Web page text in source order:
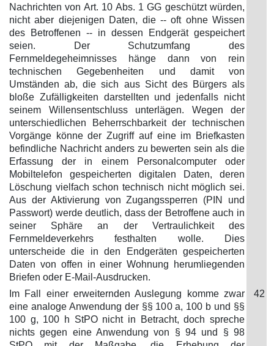
Nachrichten von Art. 10 Abs. 1 GG geschützt würden,
nicht aber diejenigen Daten, die -- oft ohne Wissen
des Betroffenen -- in dessen Endgerät gespeichert
seien. Der Schutzumfang des
Fernmeldegeheimnisses hänge dann von rein
technischen Gegebenheiten und damit von
Umständen ab, die sich aus Sicht des Bürgers als
bloße Zufälligkeiten darstellten und jedenfalls nicht
seinem Willensentschluss unterlägen. Wegen der
unterschiedlichen Beherrschbarkeit der technischen
Vorgänge könne der Zugriff auf eine im Briefkasten
befindliche Nachricht anders zu bewerten sein als die
Erfassung der in einem Personalcomputer oder
Mobiltelefon gespeicherten digitalen Daten, deren
Löschung vielfach schon technisch nicht möglich sei.
Aus der Aktivierung von Zugangssperren (PIN und
Passwort) werde deutlich, dass der Betroffene auch in
seiner Sphäre an der Vertraulichkeit des
Fernmeldeverkehrs festhalten wolle. Dies
unterscheide die in den Endgeräten gespeicherten
Daten von offen in einer Wohnung herumliegenden
Briefen oder E-Mail-Ausdrucken.
Im Fall einer erweiternden Auslegung komme zwar
eine analoge Anwendung der §§ 100 a, 100 b und §§
100 g, 100 h StPO nicht in Betracht, doch spreche
nichts gegen eine Anwendung von § 94 und § 98
42